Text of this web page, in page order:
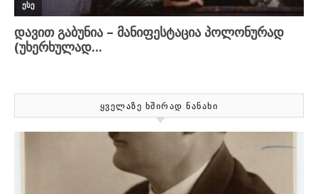
ᲧᲕᲔᲚᲐᲖᲔ ᲮᲨᲘᲠᲐᲓ ᲜᲐᲜᲐᲮᲘ